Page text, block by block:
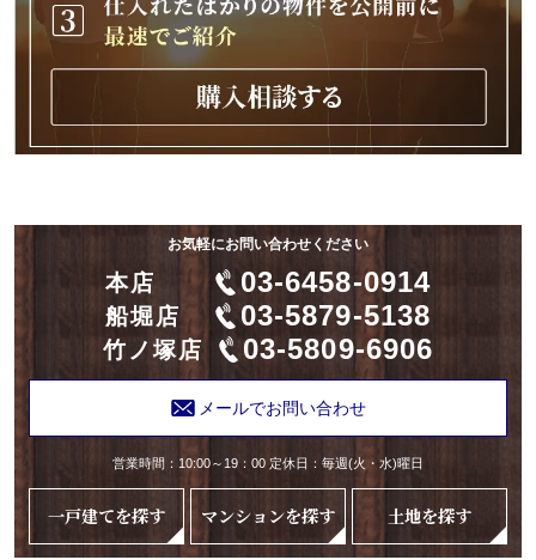
お気軽にお問い合わせください
本店 03-6458-0914
船堀店 03-5879-5138
竹ノ塚店 03-5809-6906
メールでお問い合わせ
営業時間：10:00～19：00 定休日：毎週(火・水)曜日
一戸建てを探す マンションを探す 土地を探す